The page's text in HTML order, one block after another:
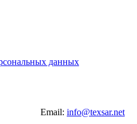
данных
Email: info@texsar.net